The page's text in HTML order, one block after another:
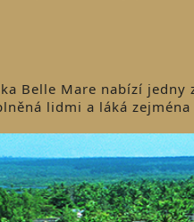
Belle Mare nabízí
lidmi a láká